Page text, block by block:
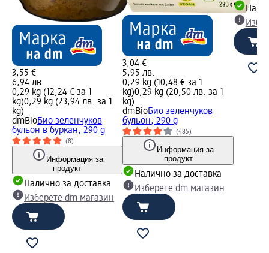
3,55 €
6,94 лв.
0,29 kg (12,24 € за 1
kg)0,29 kg (23,94 лв. за 1
kg)
dmBioБио зеленчуков
бульон в буркан, 290 g
(8)
Информация за
продукт
Налично за доставка
Изберете dm магазин
3,04 €
5,95 лв.
0,29 kg (10,48 € за 1
kg)0,29 kg (20,50 лв. за 1
kg)
dmBioБио зеленчуков
бульон, 290 g
(485)
Информация за
продукт
Налично за доставка
Изберете dm магазин